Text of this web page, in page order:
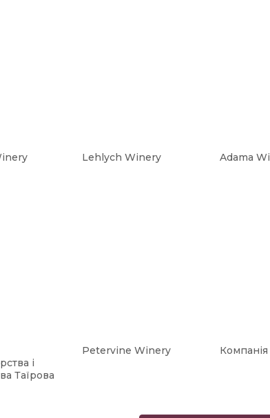
Lehlych Winery Adama
і
Таїрова
Petervine Winery